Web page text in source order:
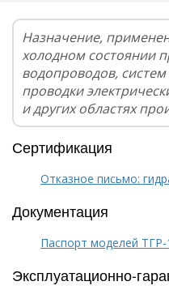
Назначение,
холодном состоянии
водопроводов,
проводки
и других областях
Сертификация
Отказное письмо:
Документация
Паспорт моделей
Эксплуатационно-